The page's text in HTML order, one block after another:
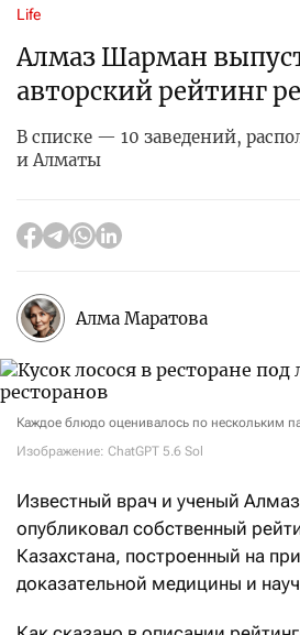
Life
Алмаз Шарман
авторский рейтинг
В списке — 10 заведений,
и Алматы
Алма Маратова
Каждое блюдо оценивалось по нескольким
Изображение: ChatGPT 5.6 Sol
Известный врач и ученый
опубликовал собственный
Казахстана, построенный на
доказательной медицины и